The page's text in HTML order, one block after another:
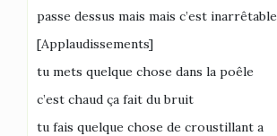
passe dessus mais mais c’est inarrêtable
[Applaudissements]
tu mets quelque chose dans la poêle
c’est chaud ça fait du bruit
tu fais quelque chose de croustillant a